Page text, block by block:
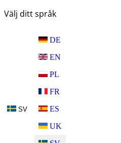
Välj ditt språk
SV
DE
EN
PL
FR
ES
UK